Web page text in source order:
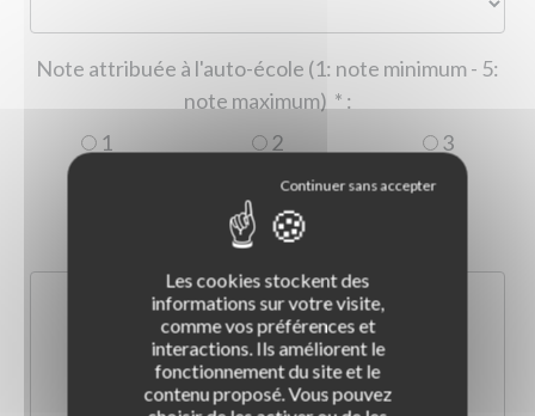
Note attribuée à l'auto-école (1: note minimum - 5:
* :
1
2
3
5
Les cookies stockent des
informations sur votre visite,
comme vos préférences et
interactions. Ils améliorent le
fonctionnement du site et le
contenu proposé. Vous pouvez